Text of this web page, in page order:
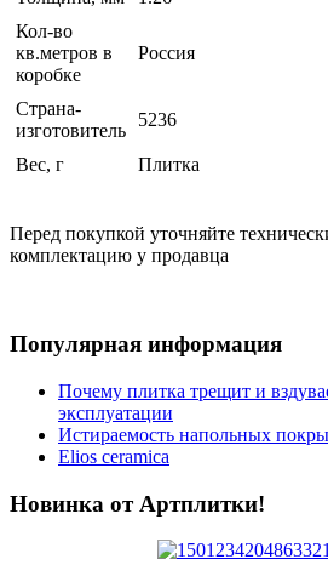
Кол-во
кв.метров в
коробке
Россия
Страна-
изготовитель
5236
Вес, г Плитка
Перед покупкой уточняйте
комплектацию у продавца
Популярная информация
Почему плитка трещит и
эксплуатации
Истираемость напольных
Elios ceramica
Новинка от Артплитки!